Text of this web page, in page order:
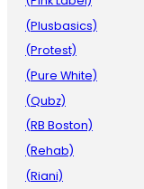
(Plusbasics)
(Protest)
(Pure White)
(Qubz)
(RB Boston)
(Rehab)
(Riani)